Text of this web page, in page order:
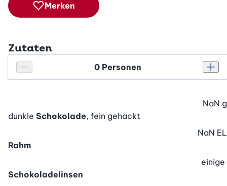
Merken
Zutaten
Personenanzahl verringern
Personenanzahl
dunkle Schokolade, fein gehackt
NaN g
Rahm
NaN EL
Schokoladelinsen
einige